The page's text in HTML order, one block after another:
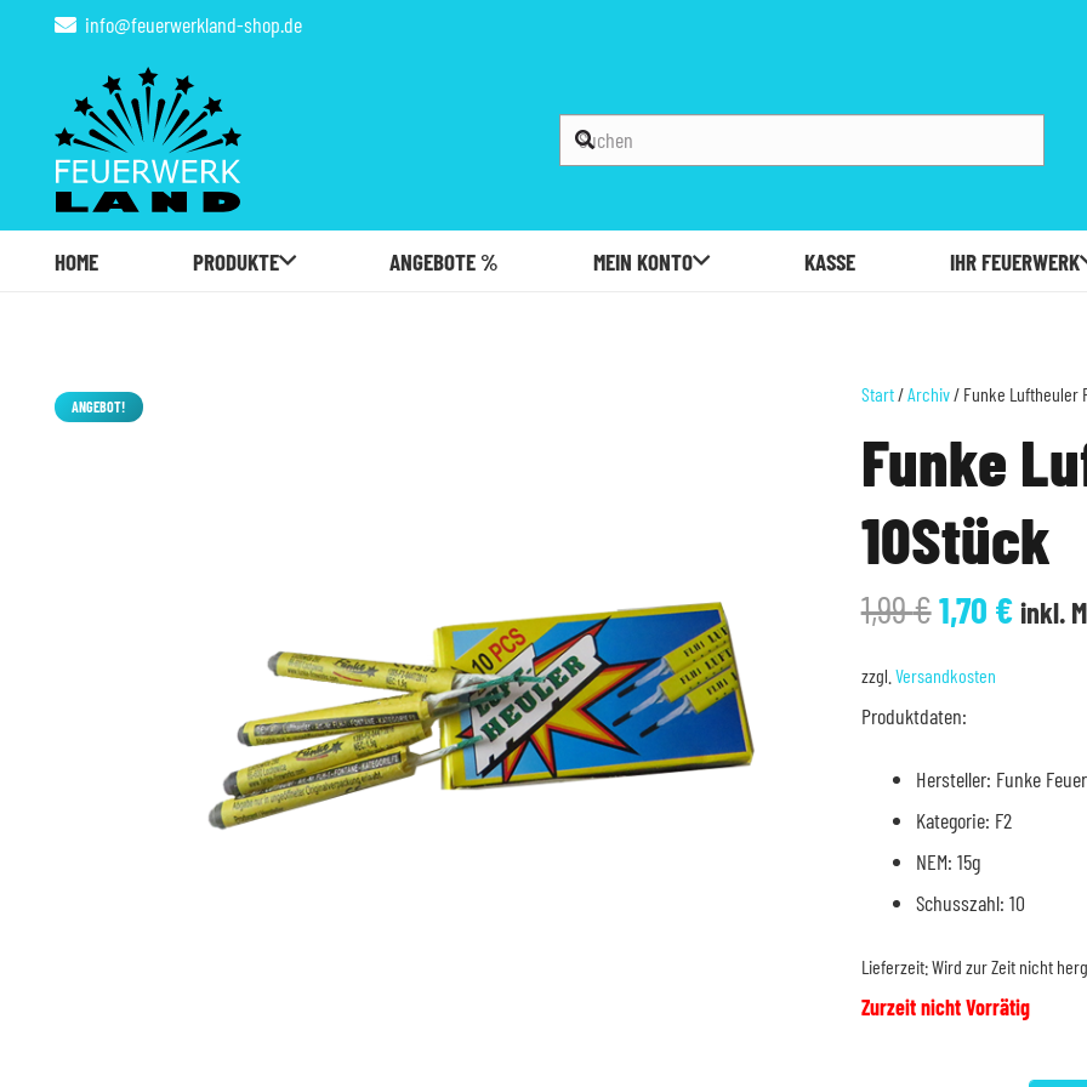
info@feuerwerkland-shop.de
HOME PRODUKTE ANGEBOTE % MEIN KONTO KASSE IHR FEUERWERK
ANGEBOT!
Start/Archiv/ Funke Luftheuler
Funke
10Stück
1,99€
Preis
war:
1,99 €
1,70 €
Preis
inkl.
zzgl. Versandkosten
Produktdaten:
Hersteller: Funke
Kategorie: F2
NEM: 15g
Schusszahl: 10
Lieferzeit:Wird zur Zeit nicht
Zurzeit nicht Vorrätig